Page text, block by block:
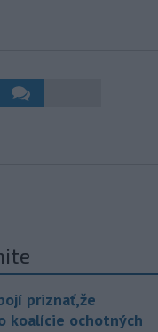
priznať,že
koalície ochotných